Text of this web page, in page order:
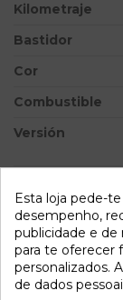
Kilometraje
Bastidor
Cor
Combustible
Versión
Referência
Disponível a
Esta loja pede-
desempenho,
publicidade e de
para te oferecer
personalizados.
de dados